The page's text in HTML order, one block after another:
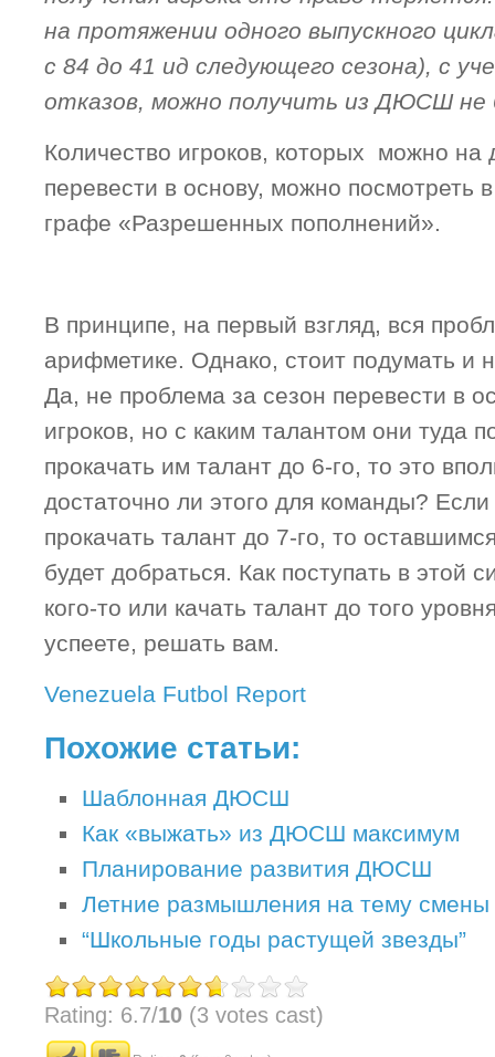
на протяжении одного выпускного
с 84 до 41 ид следующего сезона), с
отказов, можно получить из ДЮСШ не
Количество игроков, которых можно
перевести в основу, можно
графе «Разрешенных пополнений».
В принципе, на первый взгляд, вся
арифметике. Однако, стоит подумать и
Да, не проблема за сезон перевести в
игроков, но с каким талантом они туда
прокачать им талант до 6-го, то это
достаточно ли этого для команды?
прокачать талант до 7-го, то
будет добраться. Как поступать в этой
кого-то или качать талант до того
успеете, решать вам.
Venezuela Futbol Report
Похожие статьи:
Шаблонная ДЮСШ
Как «выжать» из ДЮСШ максимум
Планирование развития ДЮСШ
Летние размышления на тему смены
“Школьные годы растущей звезды”
Rating: 6.7/10 (3 votes cast)